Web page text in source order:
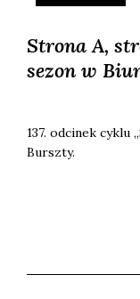
Strona A,
sezon w
137. odci­nek
Bursz­ty.